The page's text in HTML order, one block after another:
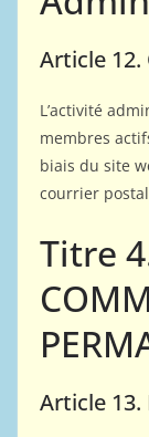
Article
L’activité
membres
biais du site
courrier
Titre
Article 13.